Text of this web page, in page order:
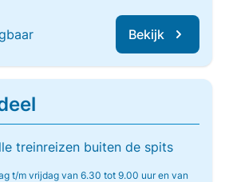
Bekijk
treinreizen buiten de spits
t/m vrijdag van 6.30 tot 9.00 uur en van